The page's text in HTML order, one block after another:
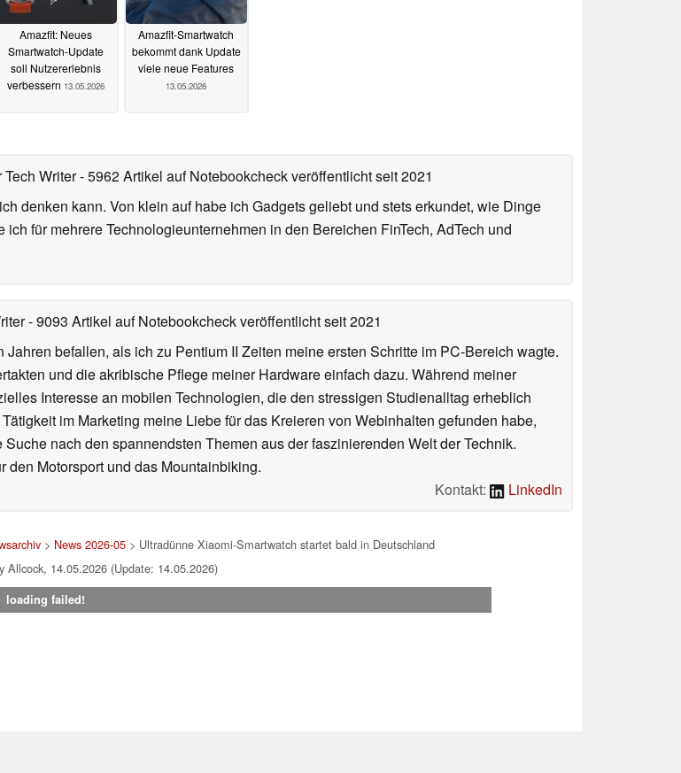
Amazfit: Neues
Smartwatch-Update
soll Nutzererlebnis
verbessern 13.05.2026
Amazfit-Smartwatch
bekommt dank Update
viele neue Features
13.05.2026
Tech Writer- 5962 Artikel auf Notebookcheck veröffentlichtseit 2021
denken kann. Von klein auf habe ich Gadgets geliebt und stets erkundet, wie Dinge
für mehrere Technologieunternehmen in den Bereichen FinTech, AdTech und
- 9093 Artikel auf Notebookcheck veröffentlichtseit 2021
befallen, als ich zu Pentium II Zeiten meine ersten Schritte im PC-Bereich wagte.
und die akribische Pflege meiner Hardware einfach dazu. Während meiner
Interesse an mobilen Technologien, die den stressigen Studienalltag erheblich
im Marketing meine Liebe für das Kreieren von Webinhalten gefunden habe,
nach den spannendsten Themen aus der faszinierenden Welt der Technik.
Motorsport und das Mountainbiking.
Kontakt:
LinkedIn
> News 2026-05 > Ultradünne Xiaomi-Smartwatch startet bald in Deutschland
Allcock, 14.05.2026 (Update: 14.05.2026)
loading failed!